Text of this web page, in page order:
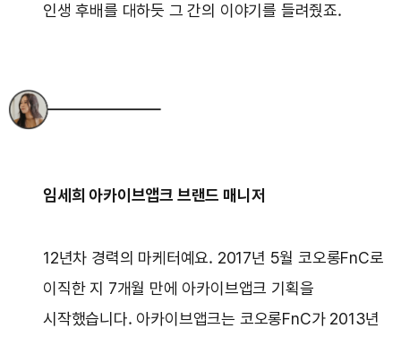
인생 후배를 대하듯 그 간의 이야기를 들려줬죠.
임세희 아카이브앱크 브랜드 매니저
12년차 경력의 마케터예요. 2017년 5월 코오롱FnC로
이직한 지 7개월 만에 아카이브앱크 기획을
시작했습니다. 아카이브앱크는 코오롱FnC가 2013년